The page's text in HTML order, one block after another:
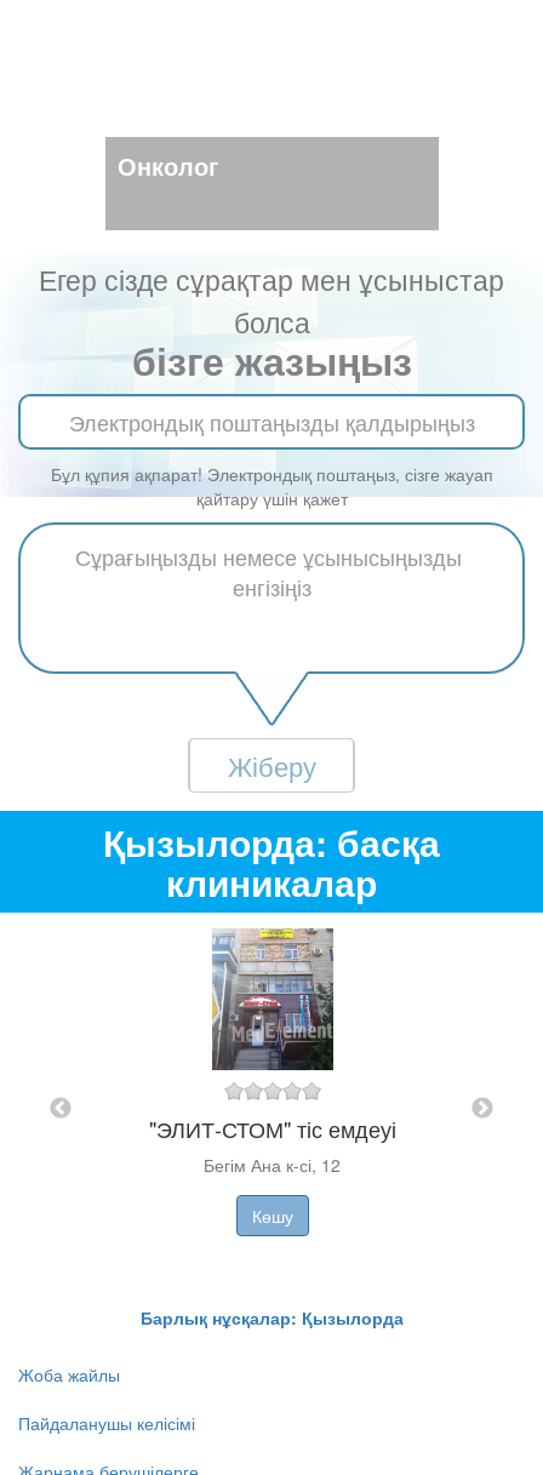
Онколог
Егер сізде сұрақтар мен ұсыныстар
болса
бізге жазыңыз
Бұл құпия ақпарат! Электрондық поштаңыз, сізге жауап
қайтару үшін қажет
Жіберу
Қызылорда: басқа
клиникалар
"ЭЛИТ-СТОМ" тіс емдеуі
Бегім Ана к-сі, 12
Көшу
Барлық нұсқалар: Қызылорда
Жоба жайлы
Пайдаланушы келісімі